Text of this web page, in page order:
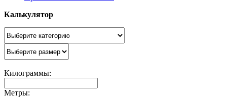
Калькулятор
Килограммы:
Метры: